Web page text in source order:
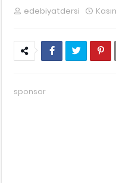
edebiyatdersi
sponsor